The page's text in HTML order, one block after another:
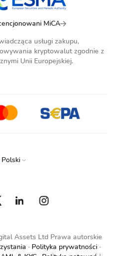
MiCA
usługi zakupu,
kryptowalut zgodnie z
Unii Europejskiej.
Assets Ltd Prawa autorskie
Polityka prywatności
Polski